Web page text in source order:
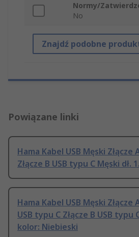
Normy/
No
Znajdź podobne
Powiązane linki
Hama Kabel USB Męski Złącze
Złącze B USB typu C Męski dł.
Hama Kabel USB Męski Złącze
USB typu C Złącze B USB typu
kolor: Niebieski